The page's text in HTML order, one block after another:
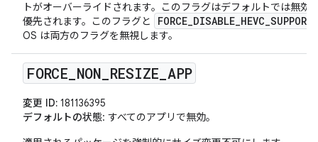
トがオーバーライドされます。このフラグはデフォルトでは無効
優先されます。このフラグと
FORCE_DISABLE_HEVC_SUPPORT
OS は両方のフラグを無視します。
FORCE NON RESIZE APP
変更 ID: 181136395
デフォルトの状態: すべてのアプリで無効。